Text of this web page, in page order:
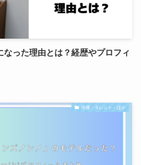
なった理由とは？経歴やプロフィ
俳優・タレント・ほか